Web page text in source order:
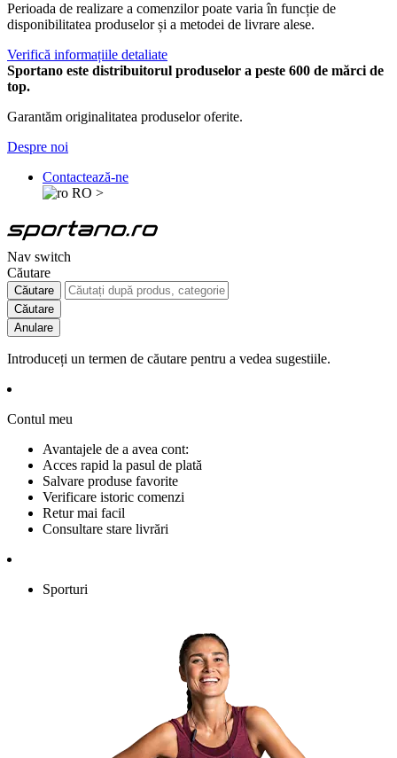
Perioada de realizare a comenzilor poate varia în funcție de
disponibilitatea produselor și a metodei de livrare alese.
Verifică informațiile detaliate
Sportano este distribuitorul produselor a peste 600 de mărci de
top.
Garantăm originalitatea produselor oferite.
Despre noi
Contactează-ne
RO >
Nav switch
Căutare
Căutare
Căutare
Anulare
Introduceți un termen de căutare pentru a vedea sugestiile.
Contul meu
Avantajele de a avea cont:
Acces rapid la pasul de plată
Salvare produse favorite
Verificare istoric comenzi
Retur mai facil
Consultare stare livrări
Sporturi